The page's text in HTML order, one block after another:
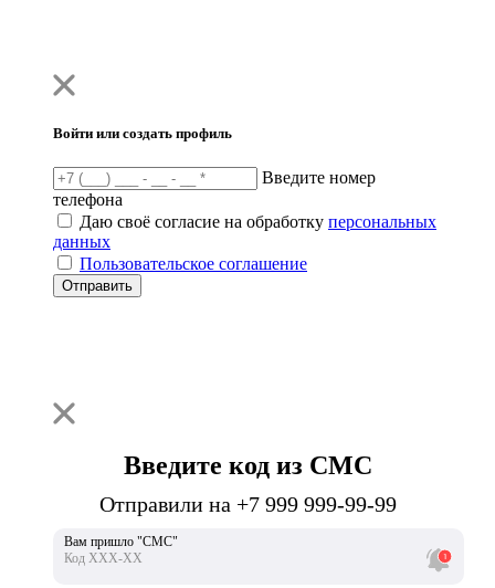
Войти или создать профиль
Введите номер
телефона
Даю своё согласие на обработку персональных
данных
Пользовательское соглашение
Отправить
Введите код из СМС
Отправили на +7 999 999-99-99
Вам пришло "СМС"
Код ХХХ-ХХ